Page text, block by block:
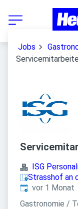
Jobs
ISG
Strasshof an
Veröffentlicht:
vor 1 Monat
Gastronomie /